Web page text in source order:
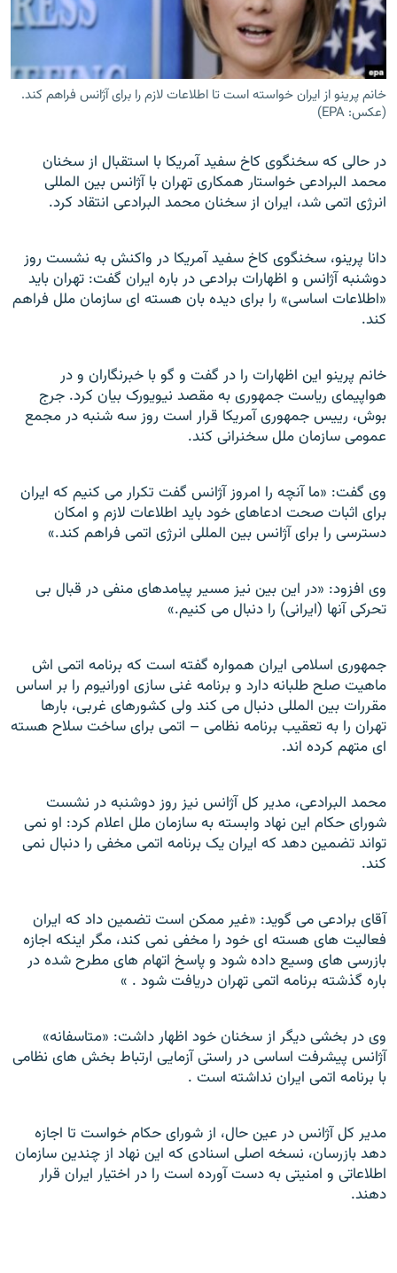
زبان‌های دیگر
خانم پرینو از ایران خواسته است تا اطلاعات لازم را برای آژانس فراهم کند.
(عکس: EPA)
در حالی که سخنگوی کاخ سفید آمریکا با استقبال از سخنان
محمد البرادعی خواستار همکاری تهران با آژانس بین المللی
انرژی اتمی شد، ایران از سخنان محمد البرادعی انتقاد کرد.
دانا پرینو، سخنگوی کاخ سفید آمریکا در واکنش به نشست روز
دوشنبه آژانس و اظهارات برادعی در باره ایران گفت: تهران باید
«اطلاعات اساسی» را برای دیده بان هسته ای سازمان ملل فراهم
کند.
خانم پرینو این اظهارات را در گفت و گو با خبرنگاران و در
هواپیمای ریاست جمهوری به مقصد نیویورک بیان کرد. جرج
بوش، رییس جمهوری آمریکا قرار است روز سه شنبه در مجمع
عمومی سازمان ملل سخنرانی کند.
وی گفت: «ما آنچه را امروز آژانس گفت تکرار می کنیم که ایران
برای اثبات صحت ادعاهای خود باید اطلاعات لازم و امکان
دسترسی را برای آژانس بین المللی انرژی اتمی فراهم کند.»
وی افزود: «در این بین نیز مسیر پیامدهای منفی در قبال بی
تحرکی آنها (ایرانی) را دنبال می کنیم.»
جمهوری اسلامی ایران همواره گفته است که برنامه اتمی اش
ماهیت صلح طلبانه دارد و برنامه غنی سازی اورانیوم را بر اساس
مقررات بین المللی دنبال می کند ولی کشورهای غربی، بارها
تهران را به تعقیب برنامه نظامی – اتمی برای ساخت سلاح هسته
ای متهم کرده اند.
محمد البرادعی، مدیر کل آژانس نیز روز دوشنبه در نشست
شورای حکام این نهاد وابسته به سازمان ملل اعلام کرد: او نمی
تواند تضمین دهد که ايران یک برنامه اتمى مخفى را دنبال نمى
كند.
آقای برادعی می گوید: «غير ممكن است تضمين داد كه ايران
فعاليت هاى هسته اى خود را مخفى نمى كند، مگر اينكه اجازه
بازرسى هاى وسيعداده شود و پاسخ اتهام هاى مطرح شده در
باره گذشته برنامه اتمى تهراندريافت شود .
»
وی در بخشى ديگر از سخنان خود اظهار داشت: «متاسفانه»
آژانس پيشرفت اساسى در راستى آزمايى ارتباط بخش هاى نظامى
با برنامه اتمى ايران نداشته است .
مدیر کل آژانس در عین حال، از شوراى حكام خواست تا اجازه
دهد بازرسان، نسخه اصلى اسنادى كه این نهاد از چندين سازمان
اطلاعاتى و امنيتى به دست آورده است را در اختيار ايران قرار
دهند.